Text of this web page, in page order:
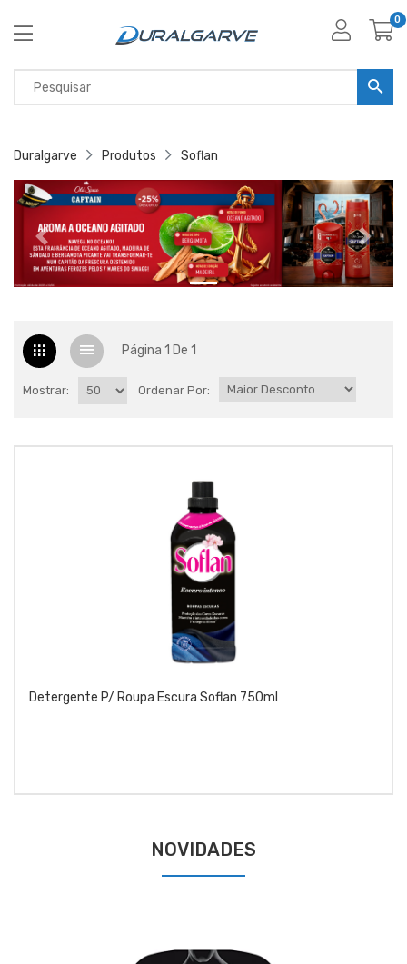
0
Duralgarve Produtos Soflan
Página 1 De 1
Mostrar: Ordenar Por:
Detergente P/ Roupa Escura Soflan 750ml
NOVIDADES